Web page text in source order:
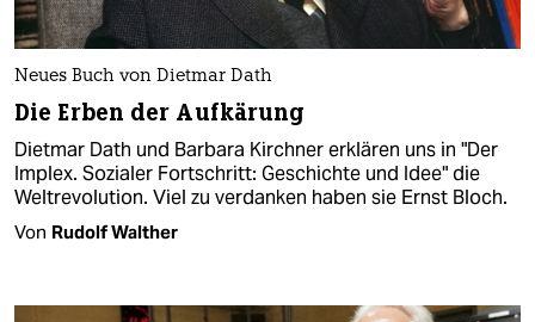
Neues Buch von Dietmar Dath
Die Erben der Aufkärung
Dietmar Dath und Barbara Kirchner erklären uns in "Der
Implex. Sozialer Fortschritt: Geschichte und Idee" die
Weltrevolution. Viel zu verdanken haben sie Ernst Bloch.
Von Rudolf Walther